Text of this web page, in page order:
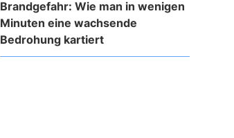
Brandgefahr: Wie man in wenigen
Minuten eine wachsende
Bedrohung kartiert